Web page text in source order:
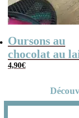
Oursons au
chocolat au
“Je suis un
qui déchire”
4,90€